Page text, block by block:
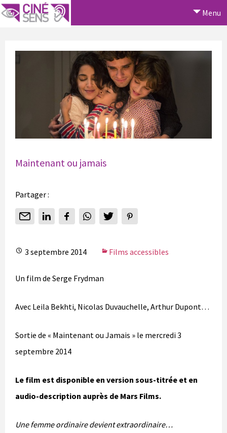
Menu
Maintenant ou jamais
Partager :
3 septembre 2014 Films accessibles
Un film de Serge Frydman
Avec Leila Bekhti, Nicolas Duvauchelle, Arthur Dupont…
Sortie de « Maintenant ou Jamais » le mercredi 3
septembre 2014
Le film est disponible en version sous-titrée et en
audio-description auprès de Mars Films.
Une femme ordinaire devient extraordinaire…